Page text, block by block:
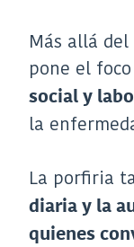
Más allá
pone el
social y
la
La porfiria
diaria y la
quienes